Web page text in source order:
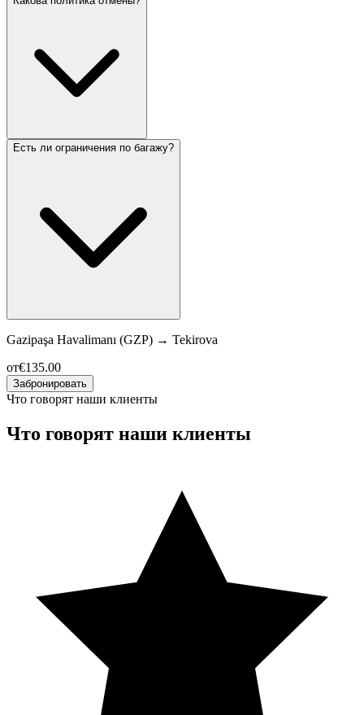
Есть ли ограничения по багажу?
Gazipaşa Havalimanı (GZP) → Tekirova
от€135.00
Забронировать
Что говорят наши клиенты
Что говорят наши клиенты